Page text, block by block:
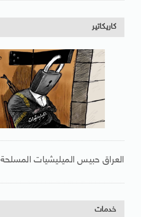
كاريكاتير
العراق حبيس الميليشيات المسلحة
خدمات